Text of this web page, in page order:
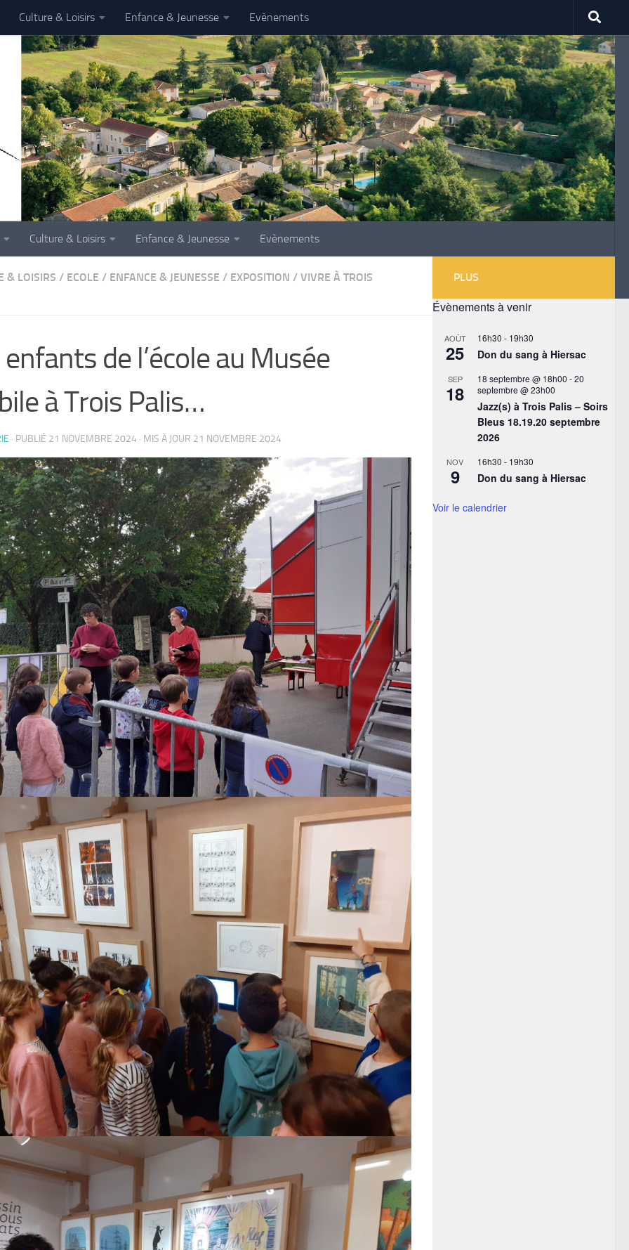
Culture & Loisirs Enfance & Jeunesse Evènements
Culture & Loisirs Enfance & Jeunesse Evènements
& LOISIRS / ECOLE / ENFANCE & JEUNESSE / EXPOSITION / VIVRE À TROIS
de l’école au Musée
à Trois Palis…
· PUBLIÉ 21 NOVEMBRE 2024 · MIS À JOUR 21 NOVEMBRE 2024
PLUS
Évènements à venir
AOÛT
25
16h30 - 19h30
Don du sang à Hiersac
SEP
18
18 septembre @ 18h00 -20
septembre @ 23h00
Jazz(s) à Trois Palis – Soirs
Bleus 18.19.20 septembre
2026
NOV
9
16h30 - 19h30
Don du sang à Hiersac
Voir le calendrier